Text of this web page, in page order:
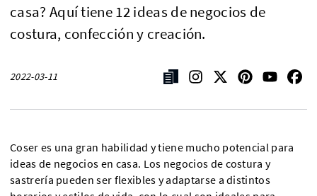
casa? Aquí tiene 12 ideas de negocios de
costura, confección y creación.
2022-03-11
Coser es una gran habilidad y tiene mucho potencial para
ideas de negocios en casa. Los negocios de costura y
sastrería pueden ser flexibles y adaptarse a distintos